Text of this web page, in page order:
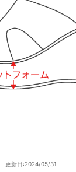
更新日:2024/05/31